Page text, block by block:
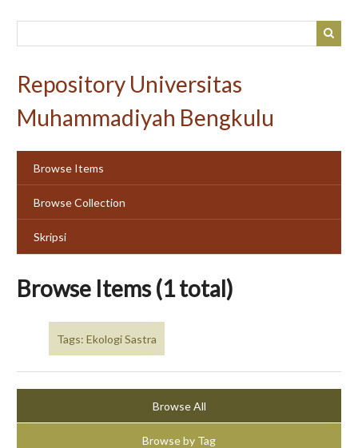
Repository Universitas
Muhammadiyah Bengkulu
Browse Items
Browse Collection
Skripsi
Browse Items (1 total)
Tags: Ekologi Sastra
Browse All
Browse by Tag